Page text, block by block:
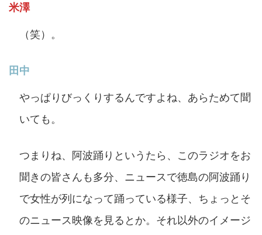
米澤
（笑）。
田中
やっぱりびっくりするんですよね、あらためて聞
いても。
つまりね、阿波踊りというたら、このラジオをお
聞きの皆さんも多分、ニュースで徳島の阿波踊り
で女性が列になって踊っている様子、ちょっとそ
のニュース映像を見るとか。それ以外のイメージ